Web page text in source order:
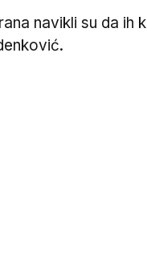
navikli su da